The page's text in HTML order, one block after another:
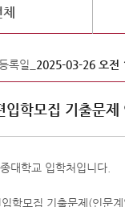
록일_ 2025-03-26 오전
학모집 기출문제
대학교 입학처입니다.
학모집 기출문제(인문